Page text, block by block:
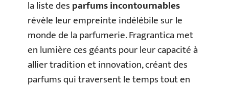
la liste desparfums incontournables
révèle leur empreinte indélébile sur le
monde de la parfumerie. Fragrantica met
en lumière ces géants pour leur capacité à
allier tradition et innovation, créant des
parfums qui traversent le temps tout en